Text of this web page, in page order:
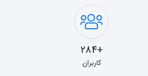
+284
کاربران